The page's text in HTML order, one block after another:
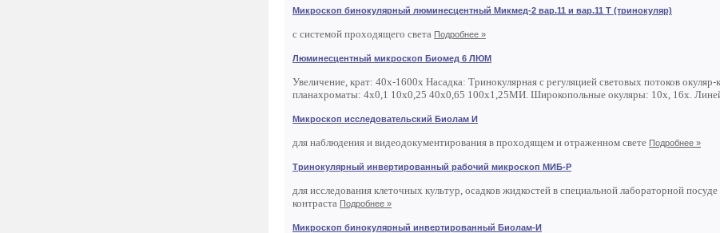
Микроскоп бинокулярный люминесцентный Микмед-2 вар.11 и вар.11 Т (тринокуляр)
с системой проходящего света Подробнее »
Люминесцентный микроскоп Биомед 6 ЛЮМ
Увеличение, крат: 40х-1600х Насадка: Тринокулярная с регуляцией световых потоков
планахроматы: 4х0,1 10х0,25 40х0,65 100х1,25МИ. Широкопольные окуляры: 10х, 16х.
Микроскоп исследовательский Биолам И
для наблюдения и видеодокументирования в проходящем и отраженном свете Подробнее »
Тринокулярный инвертированный рабочий микроскоп МИБ-Р
для исследования клеточных культур, осадков жидкостей в специальной лабораторной
контраста Подробнее »
Микроскоп бинокулярный инвертированный Биолам-И